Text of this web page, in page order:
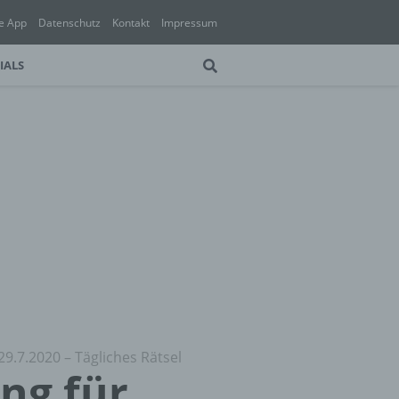
App Datenschutz Kontakt Impressum
– Tägliches Rätsel